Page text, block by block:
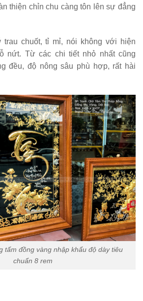
thiện chỉn chu càng tôn lên sự đẳng
chuốt, tỉ mỉ, nói không với hiện
nứt. Từ các chi tiết nhỏ nhất cũng
đều, độ nông sâu phù hợp, rất hài
tấm đồng vàng nhập khẩu độ dày tiêu
chuẩn 8 rem